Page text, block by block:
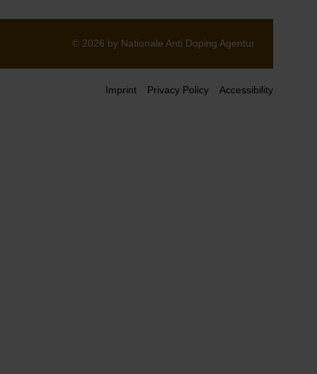
© 2026 by Nationale Anti Doping Agentur
Imprint Privacy Policy Accessibility